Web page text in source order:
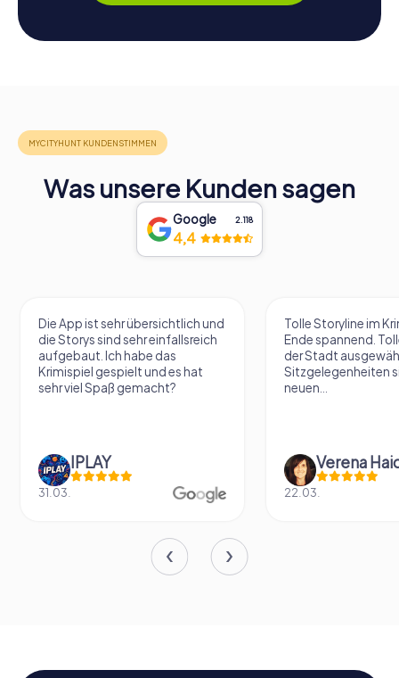
Was unsere Kunden sagen
Google 2.118
4,4
Die App ist sehr übersichtlich und
die Storys sind sehr einfallsreich
aufgebaut. Ich habe das
Krimispiel gespielt und es hat
sehr viel Spaß gemacht?
IPLAY
31.03.
Tolle Storyline im
Ende spannend.
der Stadt
Sitzgelegenheiten
neuen...
22.03.